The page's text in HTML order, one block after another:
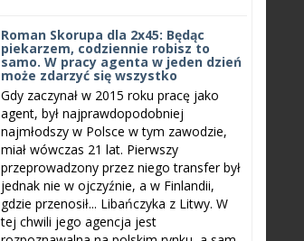
Roman Skorupa dla 2x45: Będąc
piekarzem, codziennie robisz to
samo. W pracy agenta w jeden dzień
może zdarzyć się wszystko
Gdy zaczynał w 2015 roku pracę jako
agent, był najprawdopodobniej
najmłodszy w Polsce w tym zawodzie,
miał wówczas 21 lat. Pierwszy
przeprowadzony przez niego transfer był
jednak nie w ojczyźnie, a w Finlandii,
gdzie przenosił... Libańczyka z Litwy. W
tej chwili jego agencja jest